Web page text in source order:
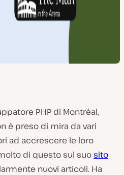
PHP di Montréal,
è preso di mira da vari
ad accrescere le loro
di questo sul suosito
nuovi articoli. Ha